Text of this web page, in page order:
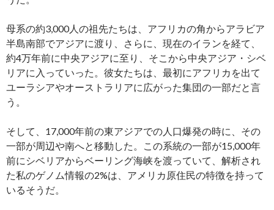
母系の約3,000人の祖先たちは、アフリカの角からアラビア
半島南部でアジアに渡り、さらに、現在のイランを経て、
約4万年前に中央アジアに至り、そこから中央アジア・シベ
リアに入っていった。彼女たちは、最初にアフリカを出て
ユーラシアやオーストラリアに広がった集団の一部だと言
う。
そして、17,000年前の東アジアでの人口爆発の時に、その
一部が周辺や南へと移動した。この系統の一部が15,000年
前にシベリアからベーリング海峡を渡っていて、解析され
た私のゲノム情報の2%は、アメリカ原住民の特徴を持って
いるそうだ。